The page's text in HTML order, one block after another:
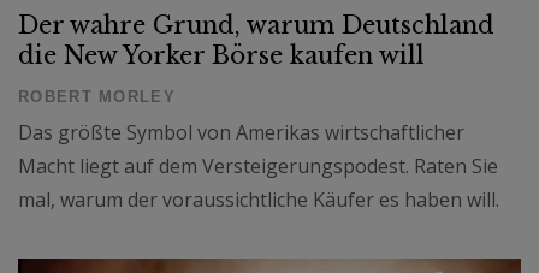
Der wahre Grund, warum Deutschland
die New Yorker Börse kaufen will
ROBERT MORLEY
Das größte Symbol von Amerikas wirtschaftlicher
Macht liegt auf dem Versteigerungspodest. Raten Sie
mal, warum der voraussichtliche Käufer es haben will.